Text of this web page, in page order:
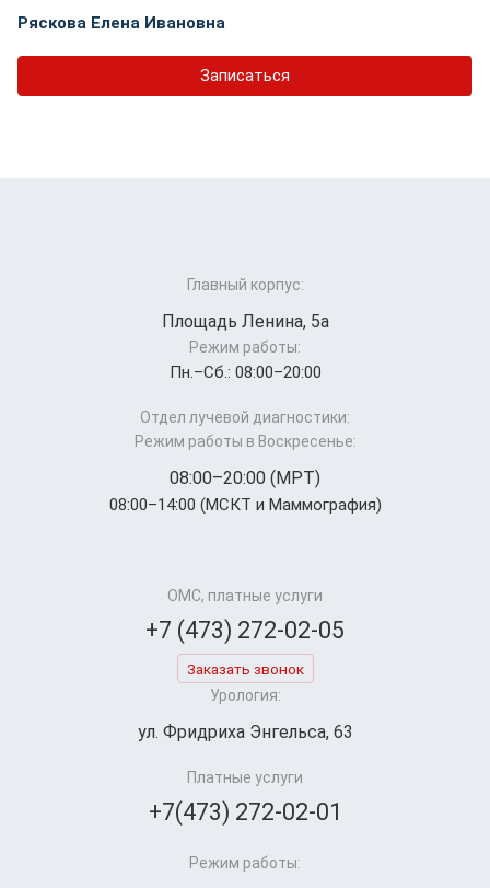
Ряскова Елена Ивановна
Записаться
Главный корпус:
Площадь Ленина, 5а
Режим работы:
Пн.–Cб.: 08:00–20:00
Отдел лучевой диагностики:
Режим работы в Воскресенье:
08:00–20:00 (МРТ)
08:00–14:00 (МСКТ и Маммография)
ОМС, платные услуги
+7 (473) 272-02-05
Заказать звонок
Урология:
ул. Фридриха Энгельса, 63
Платные услуги
+7(473) 272-02-01
Режим работы: